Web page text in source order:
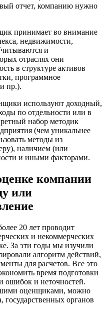
отчет, компанию нужно
принимает во внимание
недвижимости,
и
отраслях они
в структуре активов
программное
пр.).
используют доходный,
по отдельности или в
набор методик
(чем уникальнее
методы из
наличием (или
и иными факторами.
компании
или
20 лет проводит
и некоммерческих
За эти годы мы изучили
алгоритм действий,
для расчетов. Все это
время подготовки
ошибок и неточностей.
оценщиками, можно
государственных органов